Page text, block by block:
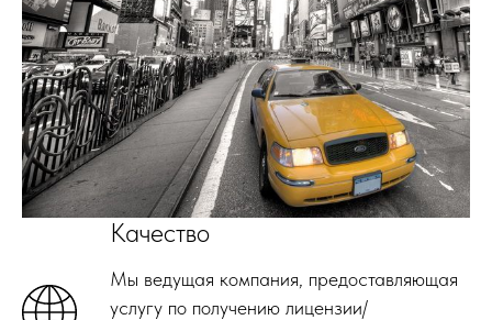
Качество
Мы ведущая компания, предоставляющая
услугу по получению лицензии/